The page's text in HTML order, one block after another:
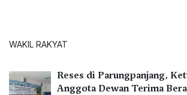
WAKIL RAKYAT
Reses di Parungpanjang,
Anggota Dewan Terima